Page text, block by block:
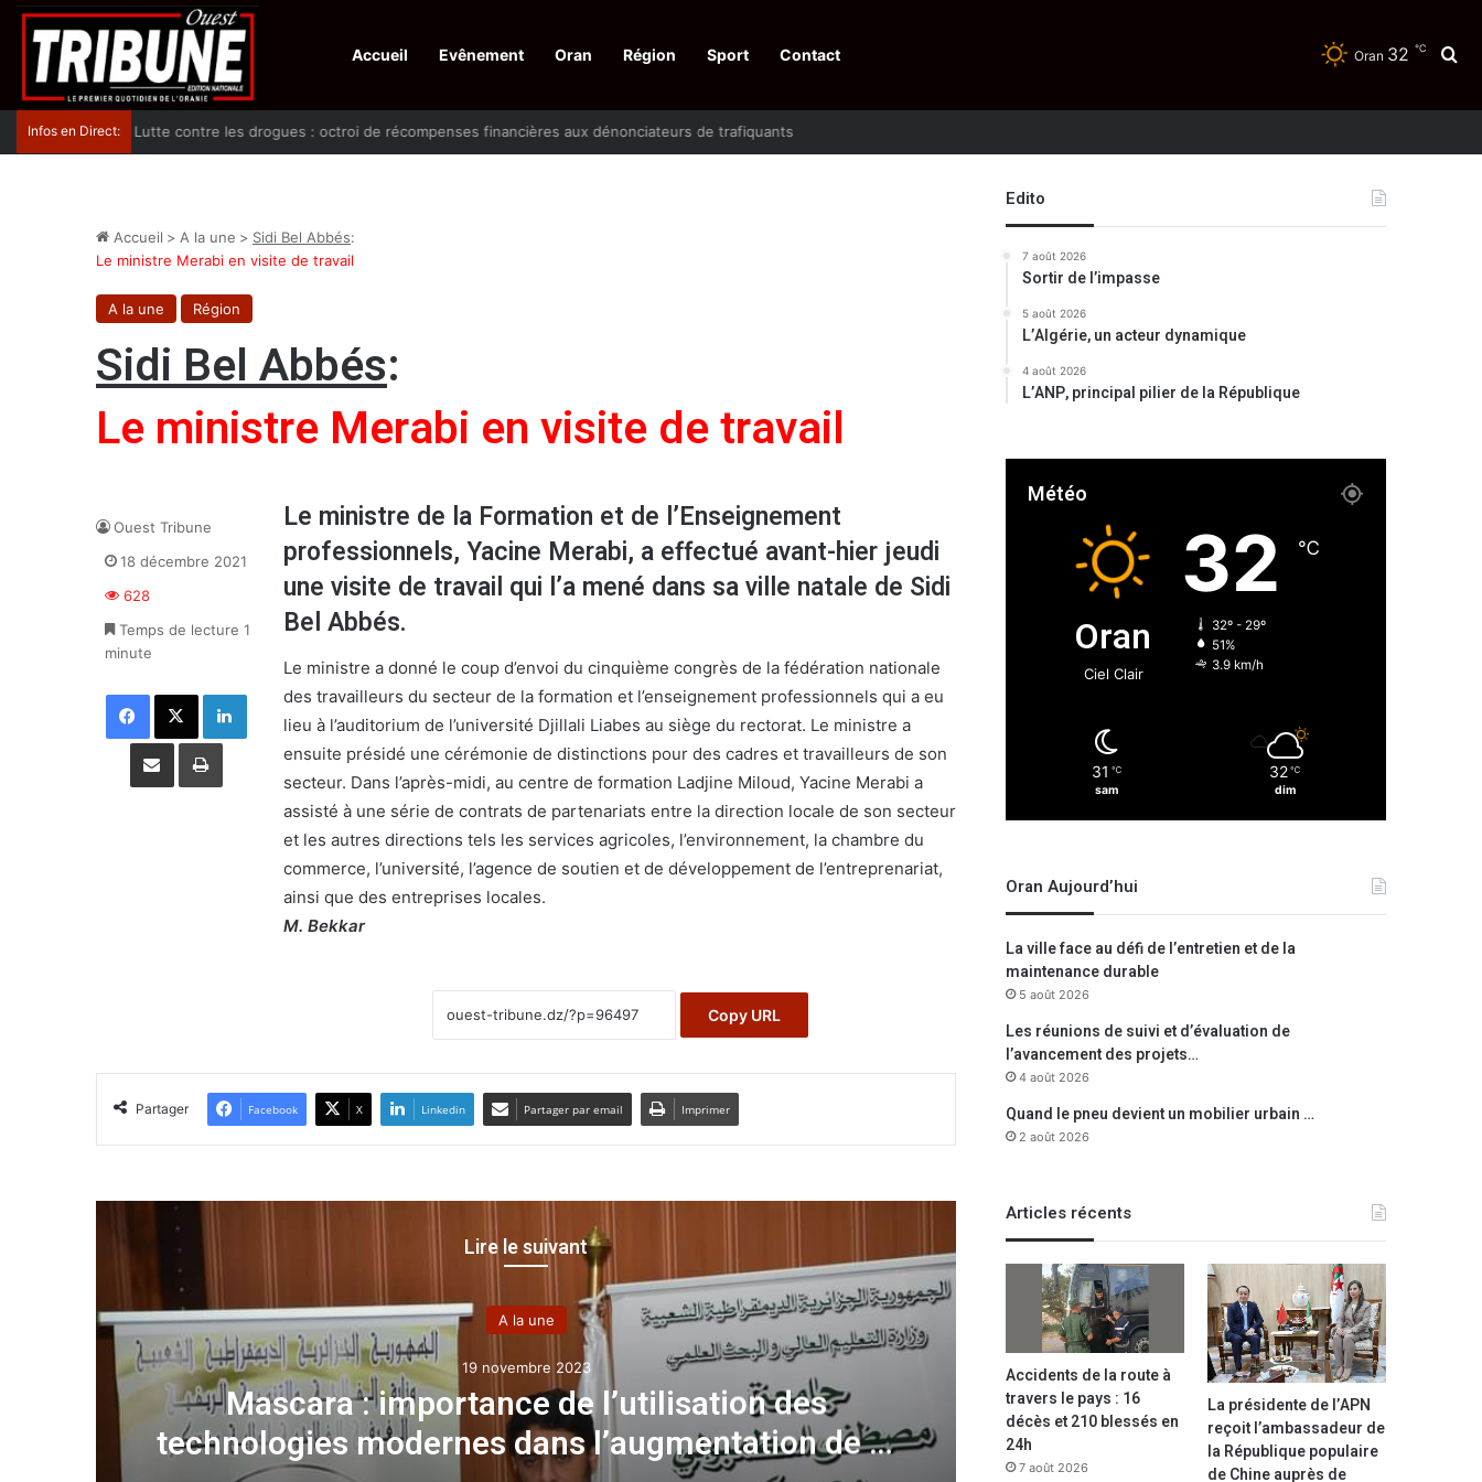
Accueil Evênement Oran Région Sport Contact Oran 32 ℃
Infos en Direct: Lutte contre les drogues : octroi de récompenses financières aux dénonciateurs de trafiquants
Accueil > A la une > Sidi Bel Abbés:
Le ministre Merabi en visite de travail
A la une Région
Sidi Bel Abbés:
Le ministre Merabi en visite de travail
Le ministre de la Formation et de l’Enseignement
professionnels, Yacine Merabi, a effectué avant-hier jeudi
une visite de travail qui l’a mené dans sa ville natale de Sidi
Bel Abbés.
Le ministre a donné le coup d’envoi du cinquième congrès de la fédération nationale
des travailleurs du secteur de la formation et l’enseignement professionnels qui a eu
lieu à l’auditorium de l’université Djillali Liabes au siège du rectorat. Le ministre a
ensuite présidé une cérémonie de distinctions pour des cadres et travailleurs de son
secteur. Dans l’après-midi, au centre de formation Ladjine Miloud, Yacine Merabi a
assisté à une série de contrats de partenariats entre la direction locale de son secteur
et les autres directions tels les services agricoles, l’environnement, la chambre du
commerce, l’université, l’agence de soutien et de développement de l’entreprenariat,
ainsi que des entreprises locales.
M. Bekkar
Copy URL
Ouest Tribune
18 décembre 2021
628
Temps de lecture 1
minute
Facebook X Linkedin
Partager par email Imprimer
Partager Facebook X Linkedin Partager par email Imprimer
Lire le suivant
A la une
19 novembre 2023
Mascara : importance de l’utilisation des
technologies modernes dans l’augmentation de la
A la une
25 octobre 2024
Nouvelle cargaison
stations de dessalement : un
Edito
7 août 2026
Sortir de l’impasse
5 août 2026
L’Algérie, un acteur dynamique
4 août 2026
L’ANP, principal pilier de la République
Météo
Oran
Ciel Clair
32 ℃
32º - 29º
51%
3.9 km/h
31 ℃
sam
32 ℃
dim
Oran Aujourd’hui
La ville face au défi de l’entretien et de la
maintenance durable
5 août 2026
Les réunions de suivi et d’évaluation de
l’avancement des projets…
4 août 2026
Quand le pneu devient un mobilier urbain …
2 août 2026
Articles récents
Accidents de la route à
travers le pays : 16
décès et 210 blessés en
24h
7 août 2026
La présidente de l’APN
reçoit l’ambassadeur de
la République populaire
de Chine auprès de